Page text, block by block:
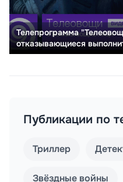
Телепрограмма
отказывающиеся
Публикации по
Триллер
Звёздные войны